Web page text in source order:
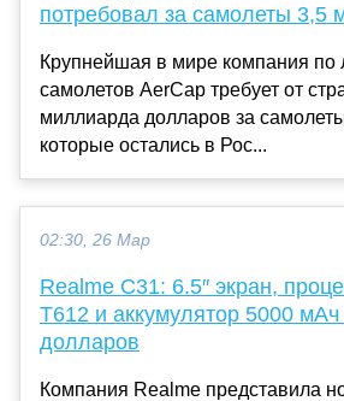
потребовал за самолеты 3,5
Крупнейшая в мире компания по
самолетов AerCap требует от
миллиарда долларов за
которые остались в Рос...
02:30, 26 Мар
Realme C31: 6.5″ экран,
T612 и аккумулятор 5000 мАч
долларов
Компания Realme представила